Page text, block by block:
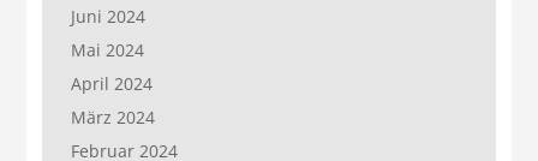
Juni 2024
Mai 2024
April 2024
März 2024
Februar 2024